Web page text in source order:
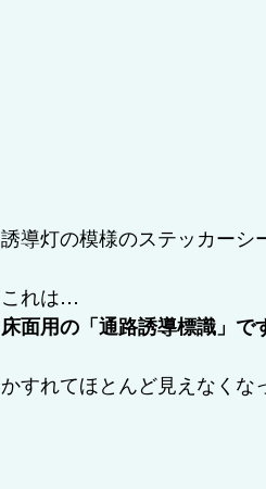
誘導灯の模様のステッカーシ
これは…
床面用の「通路誘導標識」で
かすれてほとんど見えなくな